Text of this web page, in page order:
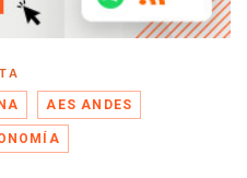
AES ANDES